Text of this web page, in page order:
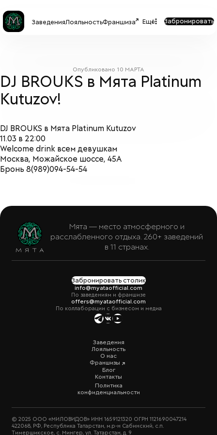
ЗаведенияЛояльностьФраншиза Ещё Забронировать
Опубликовано 10 МАРТА
DJ BROUKS в Мята Platinum
Kutuzov!
DJ BROUKS в Мята Platinum Kutuzov
11.03 в 22:00
Welcome drink всем девушкам
Москва, Можайское шоссе, 45А
Бронь 8(989)094-54-54
Мята — место атмосферного и
расслабленного отдыха. 260+ заведений
в 11 странах.
Забронировать столик
info@myataofficial.com
По заведениям и франшизе
offers@myataofficial.com
По коллаборации с бизнесом и медиа
Заведения
Лояльность
О нас
Франшизы
Блог
Контакты
Политика
конфиденциальности
© 2025 ООО «МИЛОВИДОВ» ИНН 1659121320 ОГРН 1121690047214
422068, РФ, Республика Татарстан, м.р-н Сабинский, с.п.
Тимершикское, с. Мингер, ул. Татарстан, д. 9